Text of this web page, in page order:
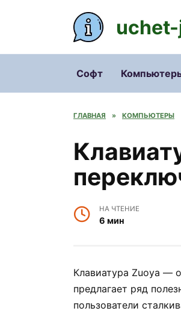
Софт
ГЛАВНАЯ » КОМПЬЮТЕРЫ
НА ЧТЕНИЕ
6 мин
Клавиатура Zuoya —
предлагает ряд
пользователи